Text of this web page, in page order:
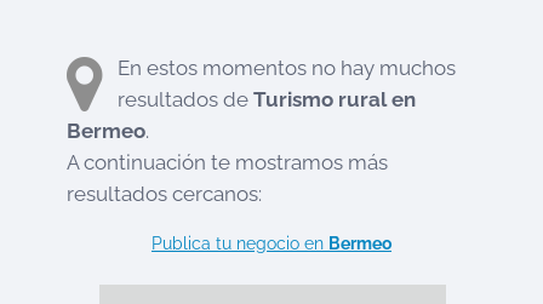
En estos momentos no hay muchos
resultados de Turismo rural en
Bermeo.
A continuación te mostramos más
resultados cercanos:
Publica tu negocio en Bermeo